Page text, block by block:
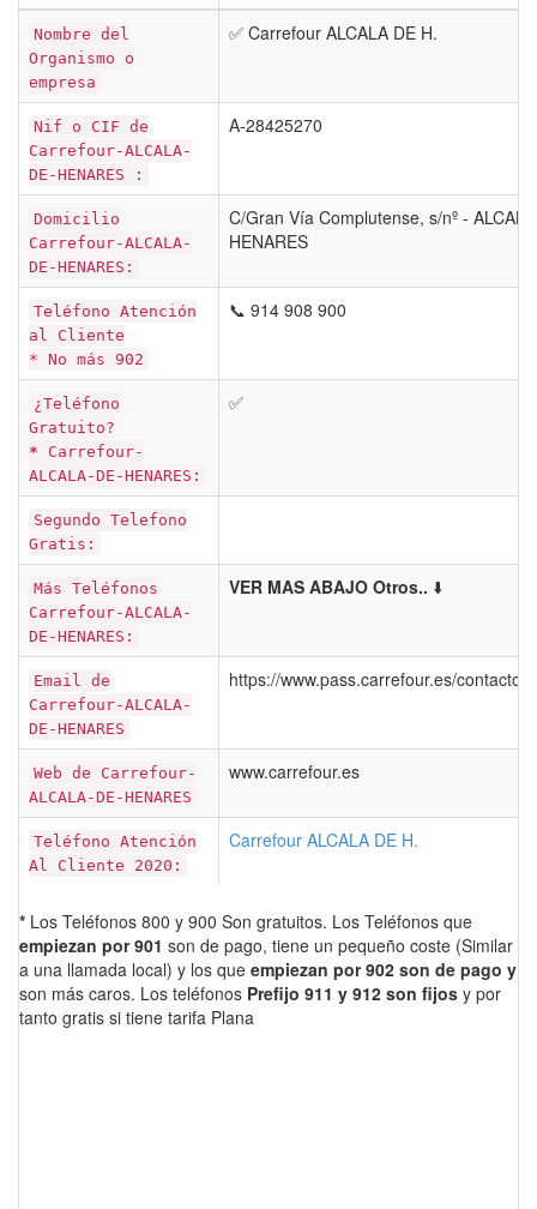
Nombre del
Organismo o
empresa
✅ Carrefour ALCALA DE H.
Nif o CIF de
Carrefour-ALCALA-
DE-HENARES :
A-28425270
Domicilio
Carrefour-ALCALA-
DE-HENARES:
C/Gran Vía Complutense, s/nº -
HENARES
Teléfono Atención
al Cliente
* No más 902
📞 914 908 900
¿Teléfono
Gratuito?
* Carrefour-
ALCALA-DE-HENARES:
✅
Segundo Telefono
Gratis:
Más Teléfonos
Carrefour-ALCALA-
DE-HENARES:
VER MAS ABAJO Otros.. ⬇️
Email de
Carrefour-ALCALA-
DE-HENARES
https://www.pass.carrefour.es/
Web de Carrefour-
ALCALA-DE-HENARES
www.carrefour.es
Teléfono Atención
Al Cliente 2020:
Carrefour ALCALA DE H.
* Los Teléfonos 800 y 900 Son gratuitos. Los Teléfonos que
empiezan por 901 son de pago, tiene un pequeño coste (Similar
a una llamada local) y los que empiezan por 902 son de pago y
son más caros. Los teléfonos Prefijo 911 y 912 son fijos y por
tanto gratis si tiene tarifa Plana